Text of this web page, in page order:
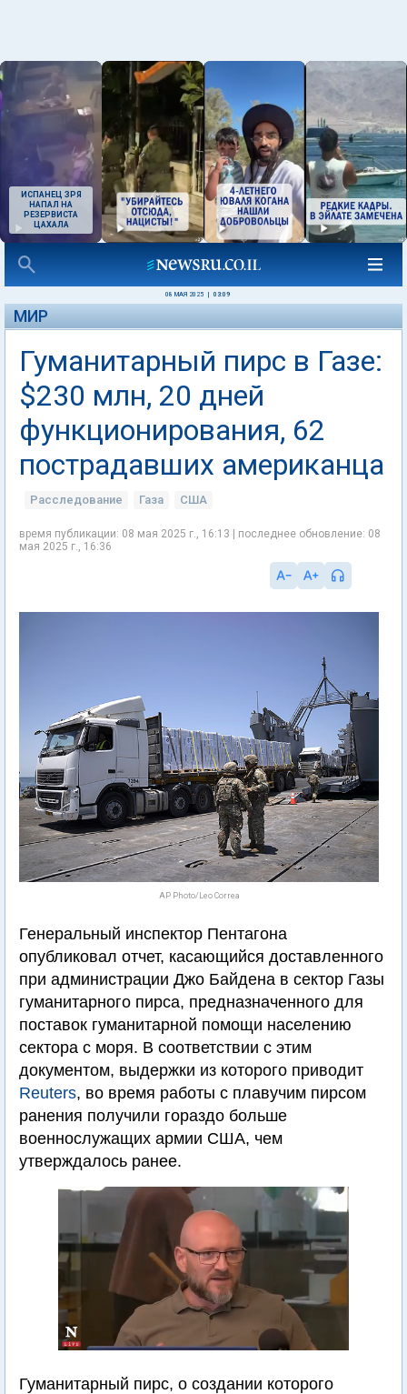
ИСПАНЕЦ ЗРЯ
НАПАЛ НА
РЕЗЕРВИСТА
ЦАХАЛА
08 МАЯ 2025 03:09
МИР
Гуманитарный пирс в Газе:
$230 млн, 20 дней
функционирования, 62
пострадавших американца
Расследование Газа США
время публикации: 08 мая 2025 г., 16:13 | последнее обновление: 08
мая 2025 г., 16:36
AP Photo/Leo Correa
Генеральный инспектор Пентагона
опубликовал отчет, касающийся доставленного
при администрации Джо Байдена в сектор Газы
гуманитарного пирса, предназначенного для
поставок гуманитарной помощи населению
сектора с моря. В соответствии с этим
документом, выдержки из которого приводит
Reuters, во время работы с плавучим пирсом
ранения получили гораздо больше
военнослужащих армии США, чем
утверждалось ранее.
Гуманитарный пирс, о создании которого